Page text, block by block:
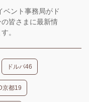
ベント事務局がド
皆さまに最新情
。
ドルパ46
京都19